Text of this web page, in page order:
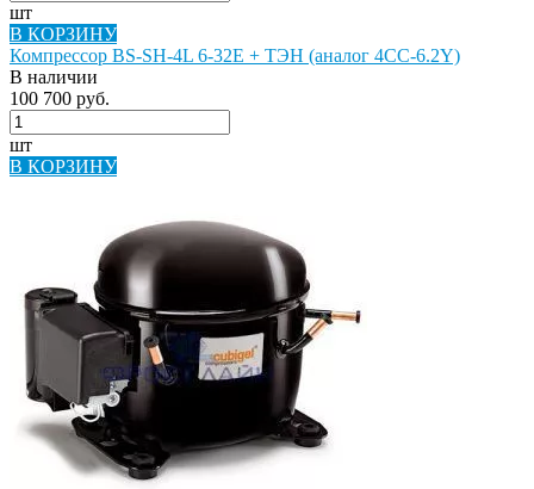
шт
В КОРЗИНУ
Компрессор BS-SH-4L 6-32E + ТЭН (аналог 4CC-6.2Y)
В наличии
100 700 руб.
шт
В КОРЗИНУ